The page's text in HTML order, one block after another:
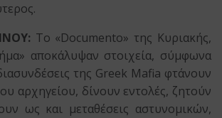
Το «Documento» της Κυριακής,
αποκάλυψαν στοιχεία, σύμφωνα
της Greek Mafia φτάνουν
αρχηγείου, δίνουν εντολές, ζητούν
ως και μεταθέσεις αστυνομικών,